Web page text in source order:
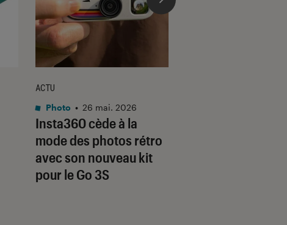
Insta360 cède à la
mode des photos rétro
avec son nouveau kit
pour le Go 3S
ACTU
Photo • 26 mai. 2026